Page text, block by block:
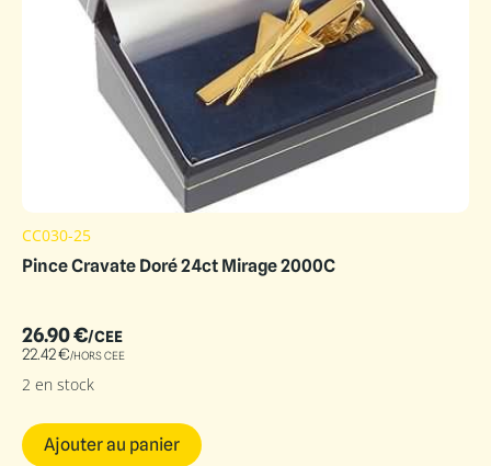
CC030-25
Pince Cravate Doré 24ct Mirage 2000C
26.90€/CEE
22.42€/HORS CEE
2 en stock
Ajouter au panier